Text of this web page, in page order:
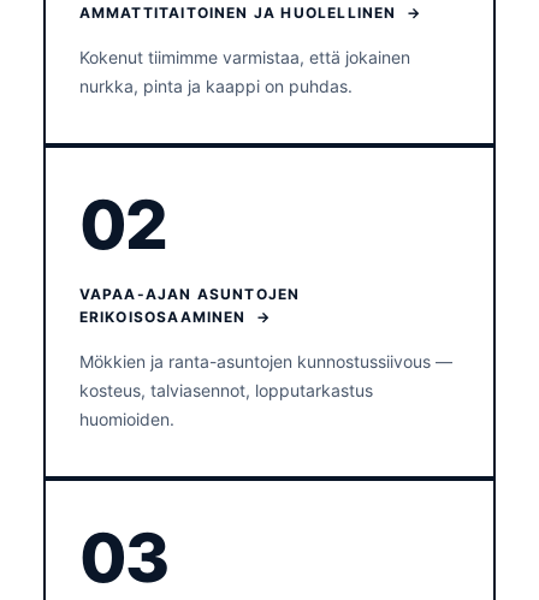
AMMATTITAITOINEN JA HUOLELLINEN →
Kokenut tiimimme varmistaa, että jokainen
nurkka, pinta ja kaappi on puhdas.
02
VAPAA-AJAN ASUNTOJEN
ERIKOISOSAAMINEN →
Mökkien ja ranta-asuntojen kunnostussiivous —
kosteus, talviasennot, lopputarkastus
huomioiden.
03